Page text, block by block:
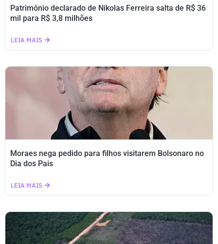
Patrimônio declarado de Nikolas Ferreira salta de R$ 36
mil para R$ 3,8 milhões
LEIA MAIS
Moraes nega pedido para filhos visitarem Bolsonaro no
Dia dos Pais
LEIA MAIS